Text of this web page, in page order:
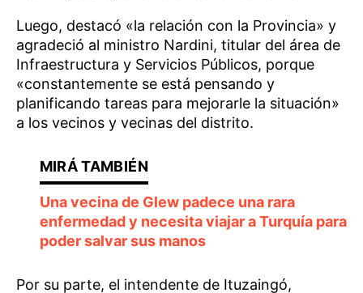
Luego, destacó «la relación con la Provincia» y
agradeció al ministro Nardini, titular del área de
Infraestructura y Servicios Públicos, porque
«constantemente se está pensando y
planificando tareas para mejorarle la situación»
a los vecinos y vecinas del distrito.
Una vecina de Glew padece una rara
enfermedad y necesita viajar a Turquía para
poder salvar sus manos
Por su parte, el intendente de Ituzaingó,